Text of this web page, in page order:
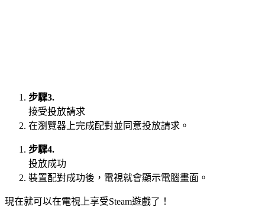
步驟3.
接受投放請求
在瀏覽器上完成配對並同意投放請求。
步驟4.
投放成功
裝置配對成功後，電視就會顯示電腦畫面。
現在就可以在電視上享受Steam遊戲了！